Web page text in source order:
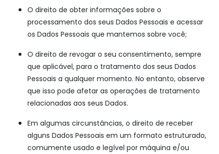
O direito de obter informações sobre o
processamento dos seus Dados Pessoais e acessar
os Dados Pessoais que mantemos sobre você;
O direito de revogar o seu consentimento, sempre
que aplicável, para o tratamento dos seus Dados
Pessoais a qualquer momento. No entanto, observe
que isso pode afetar as operações de tratamento
relacionadas aos seus Dados.
Em algumas circunstâncias, o direito de receber
alguns Dados Pessoais em um formato estruturado,
comumente usado e legível por máquina e/ou